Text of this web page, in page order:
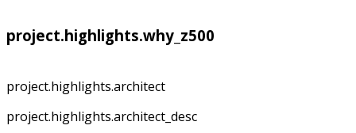
project.highlights.why_z500
project.highlights.architect
project.highlights.architect_desc